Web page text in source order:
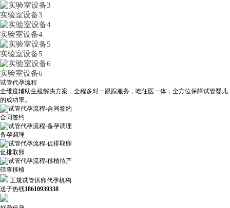
实验室设备3
实验室设备4
实验室设备5
实验室设备6
试管代孕流程
全维度辅助生殖解决方案，全程多对一跟踪服务，吃住医一体，全方位保障试管婴儿
的成功率。
合同签约
备孕调理
促排取卵
筛查移植
正规试管供卵代孕机构
送子热线18610939338